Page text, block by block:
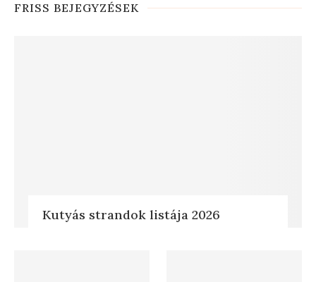
FRISS BEJEGYZÉSEK
Kutyás strandok listája 2026